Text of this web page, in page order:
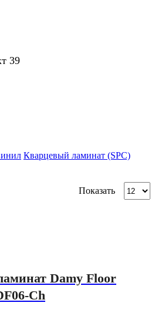
39
Кварцевый ламинат (SPC)
Показать
Товары
на
Damy Floor
Ch